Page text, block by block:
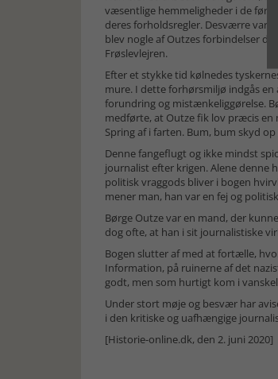
væsentlige hemmeligheder i de
deres forholdsregler. Desværre var
blev nogle af Outzes forbindelser
Frøslevlejren.
Efter et stykke tid kølnedes
mure. I dette forhørsmiljø indgås
forundring og mistænkeliggørelse.
medførte, at Outze fik lov præcis
Spring af i farten. Bum, bum skyd
Denne fangeflugt og ikke mindst
journalist efter krigen. Alene denne
politisk vraggods bliver i bogen
mener man, han var en fej og
Børge Outze var en mand, der
dog ofte, at han i sit journalistiske
Bogen slutter af med at fortælle,
Information, på ruinerne af det
godt, men som hurtigt kom i
Under stort møje og besvær har
i den kritiske og uafhængige
[Historie-online.dk, den 2. juni 2020]